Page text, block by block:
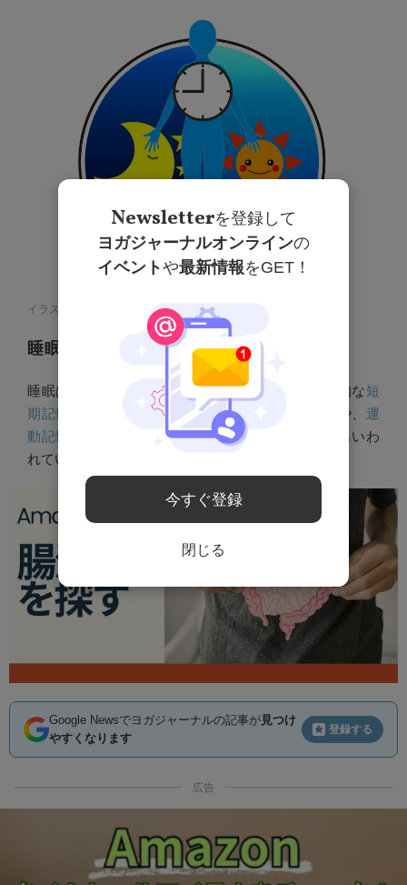
イラストAC
睡眠の質を上げることで得られる作用
睡眠は心や体を健やかにしてくれる他にも、一時的な短
期記憶を留めるための長期記憶に移し替える処理
や、運
動記憶（手続き記憶）を固定させる働きがあるともいわ
れています。
Google Newsでヨガジャーナルの記事が見つけ
やすくなります
登録する
広告
Newsletterを登録して
ヨガジャーナルオンラインの
イベントや最新情報をGET！
今すぐ登録
閉じる